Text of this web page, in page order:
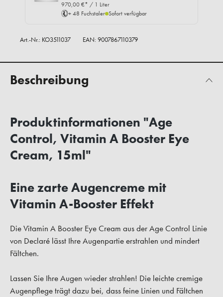
970,00 €* / 1 Liter
+ 48 Fuchstaler Sofort verfügbar
Art.-Nr.: KO3511037 EAN: 9007867110379
Beschreibung
Produktinformationen "Age
Control, Vitamin A Booster Eye
Cream, 15ml"
Eine zarte Augencreme mit
Vitamin A-Booster Effekt
Die Vitamin A Booster Eye Cream aus der Age Control Linie
von Declaré lässt Ihre Augenpartie erstrahlen und mindert
Fältchen.
Lassen Sie Ihre Augen wieder strahlen! Die leichte cremige
Augenpflege trägt dazu bei, dass feine Linien und Fältchen